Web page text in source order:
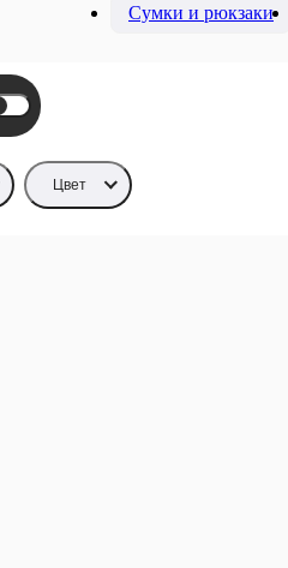
Сумки и рюкзаки
Цвет